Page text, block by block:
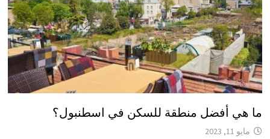
ما هي أفضل منطقة للسكن في اسطنبول؟
مايو 11, 2023